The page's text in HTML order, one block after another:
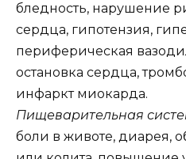
бледность, нарушение
сердца, гипотензия,
периферическая
остановка сердца,
инфаркт миокарда.
Пищеварительная
боли в животе, диарея,